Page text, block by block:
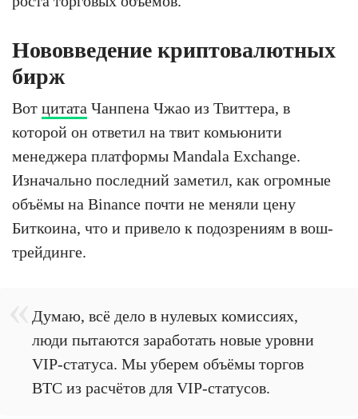
Нововведение криптовалютных
бирж
Вот цитата Чанпена Чжао из Твиттера, в
которой он ответил на твит комьюнити
менеджера платформы Mandala Exchange.
Изначально последний заметил, как огромные
объёмы на Binance почти не меняли цену
Биткоина, что и привело к подозрениям в вош-
трейдинге.
Думаю, всё дело в нулевых комиссиях,
люди пытаются заработать новые уровни
VIP-статуса. Мы уберем объёмы торгов
BTC из расчётов для VIP-статусов.